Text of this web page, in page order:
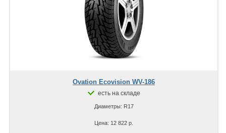
Ovation Ecovision WV-186
есть на складе
Диаметры: R17
Цена: 12 822 р.